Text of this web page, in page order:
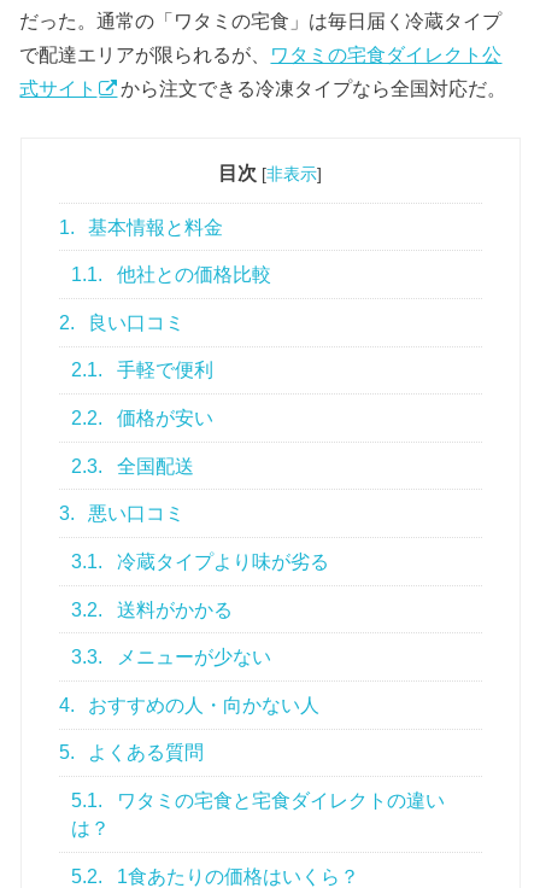
だった。通常の「ワタミの宅食」は毎日届く冷蔵タイプ
で配達エリアが限られるが、 ワタミの宅食ダイレクト公
式サイト
から注文できる冷凍タイプなら全国対応だ。
目次 [非表示]
1. 基本情報と料金
1.1. 他社との価格比較
2. 良い口コミ
2.1. 手軽で便利
2.2. 価格が安い
2.3. 全国配送
3. 悪い口コミ
3.1. 冷蔵タイプより味が劣る
3.2. 送料がかかる
3.3. メニューが少ない
4. おすすめの人・向かない人
5. よくある質問
5.1.
ワタミの宅食と宅食ダイレクトの違い
は？
5.2. 1食あたりの価格はいくら？